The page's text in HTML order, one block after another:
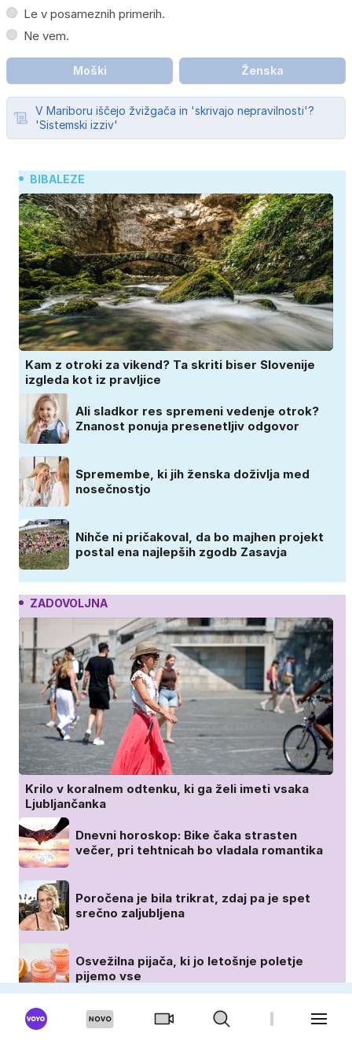
Le v posameznih primerih.
Ne vem.
Moški Ženska
V Mariboru iščejo žvižgača in 'skrivajo nepravilnosti'?
'Sistemski izziv'
BIBALEZE
Kam z otroki za vikend? Ta skriti biser Slovenije
izgleda kot iz pravljice
Ali sladkor res spremeni vedenje otrok?
Znanost ponuja presenetljiv odgovor
Spremembe, ki jih ženska doživlja med
nosečnostjo
Nihče ni pričakoval, da bo majhen projekt
postal ena najlepših zgodb Zasavja
ZADOVOLJNA
Krilo v koralnem odtenku, ki ga želi imeti vsaka
Ljubljančanka
Dnevni horoskop: Bike čaka strasten
večer, pri tehtnicah bo vladala romantika
Poročena je bila trikrat, zdaj pa je spet
srečno zaljubljena
Osvežilna pijača, ki jo letošnje poletje
pijemo vse
VIZITA